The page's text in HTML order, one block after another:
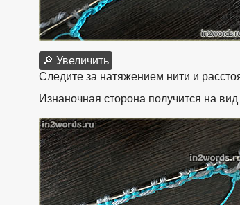
🔎 Увеличить
Следите за натяжением нити и
Изнаночная сторона получится на